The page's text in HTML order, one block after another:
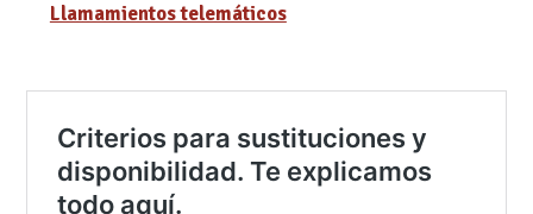
Llamamientos telemáticos